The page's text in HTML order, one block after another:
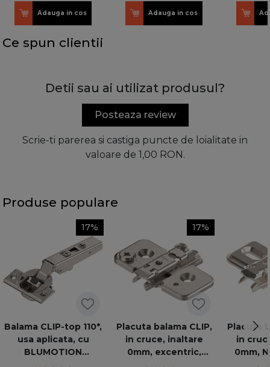
Adauga in cos Adauga in cos
Ce spun clientii
Detii sau ai utilizat produsul?
Posteaza review
Scrie-ti parerea si castiga puncte de loialitate in
valoare de 1,00 RON.
Produse populare
17%
Balama CLIP-top 110*,
usa aplicata, cu
BLUMOTION
incorporat
17%
Placuta balama CLIP,
in cruce, inaltare
0mm, excentric,
nichelata 173H7100
Placuta
in
0mm,